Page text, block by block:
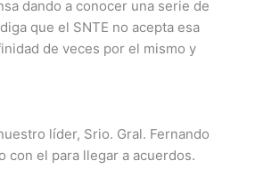
dando a conocer una serie de
que el SNTE no acepta esa
de veces por el mismo y
líder, Srio. Gral. Fernando
con el para llegar a acuerdos.